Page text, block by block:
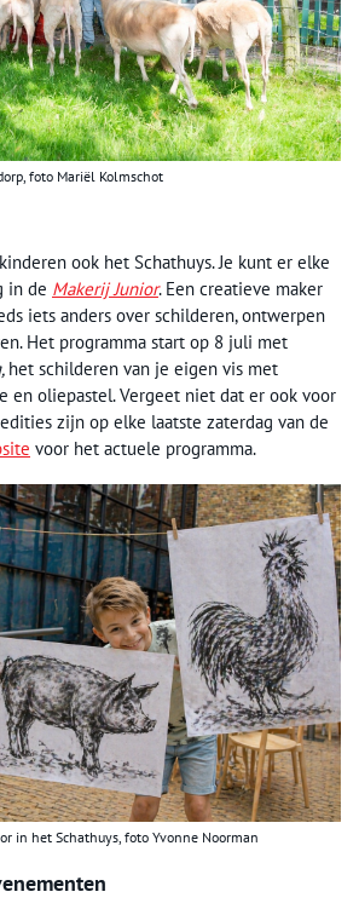
foto Mariël Kolmschot
ook het Schathuys. Je kunt er elke
in de Makerij Junior. Een creatieve maker
iets anders over schilderen, ontwerpen
Het programma start op 8 juli met
het schilderen van je eigen vis met
en oliepastel. Vergeet niet dat er ook voor
zijn op elke laatste zaterdag van de
voor het actuele programma.
in het Schathuys, foto Yvonne Noorman